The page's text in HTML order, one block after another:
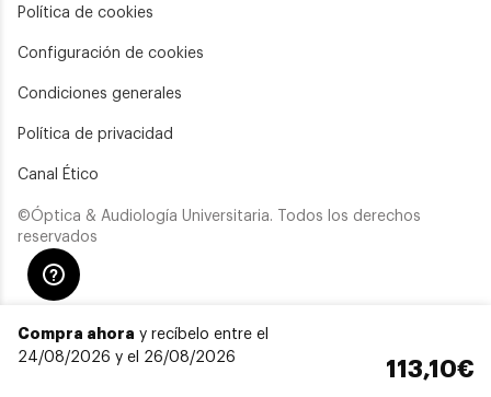
Compra ahora y recíbelo entre el
24/08/2026 y el 26/08/2026
113,10€
Política de cookies
Configuración de cookies
Condiciones generales
Política de privacidad
Canal Ético
©Óptica & Audiología Universitaria. Todos los derechos
reservados